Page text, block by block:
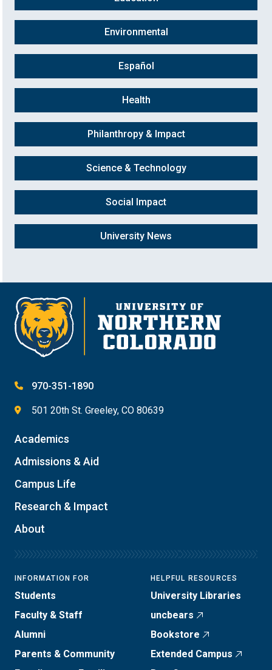
Environmental
Español
Health
Philanthropy & Impact
Science & Technology
Social Impact
University News
970-351-1890
501 20th St. Greeley, CO 80639
Academics
Admissions & Aid
Campus Life
Research & Impact
About
INFORMATION FOR
Students
Faculty & Staff
Alumni
Parents & Community
HELPFUL RESOURCES
University Libraries
uncbears
Bookstore
Extended Campus